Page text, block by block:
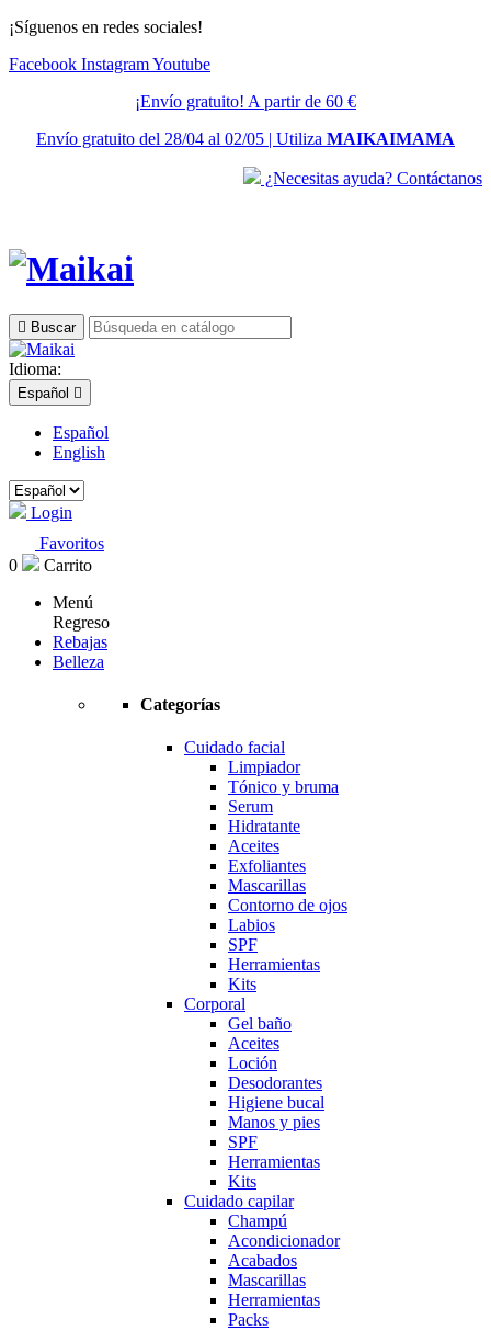
¡Síguenos en redes sociales!
Facebook InstagramYoutube
¡Envío gratuito! A partir de 60 €
Envío gratuito del 28/04 al 02/05 | Utiliza MAIKAIMAMA
¿Necesitas ayuda? Contáctanos
 Buscar
Idioma:
Español 
Español
English
Login
Favoritos
0
Carrito
Menú
Regreso
Rebajas
Belleza
Categorías
Cuidado facial
Limpiador
Tónico y bruma
Serum
Hidratante
Aceites
Exfoliantes
Mascarillas
Contorno de ojos
Labios
SPF
Herramientas
Kits
Corporal
Gel baño
Aceites
Loción
Desodorantes
Higiene bucal
Manos y pies
SPF
Herramientas
Kits
Cuidado capilar
Champú
Acondicionador
Acabados
Mascarillas
Herramientas
Packs